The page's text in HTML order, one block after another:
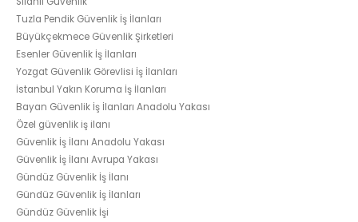
Tuzla Pendik Güvenlik İş İlanları
Büyükçekmece Güvenlik Şirketleri
Esenler Güvenlik İş İlanları
Yozgat Güvenlik Görevlisi İş İlanları
İstanbul Yakın Koruma İş İlanları
Bayan Güvenlik İş İlanları Anadolu Yakası
Özel güvenlik iş ilanı
Güvenlik İş İlanı Anadolu Yakası
Güvenlik İş İlanı Avrupa Yakası
Gündüz Güvenlik İş İlanı
Gündüz Güvenlik İş İlanları
Gündüz Güvenlik İşi